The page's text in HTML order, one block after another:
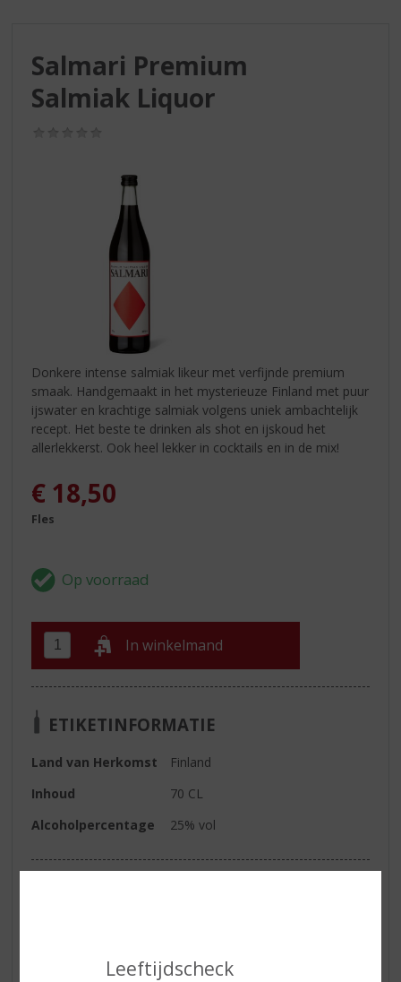
Leeftijdscheck
Salmari Premium
Salmiak Liquor
Donkere intense salmiak likeur met verfijnde premium
smaak. Handgemaakt in het mysterieuze Finland met puur
ijswater en krachtige salmiak volgens uniek ambachtelijk
recept. Het beste te drinken als shot en ijskoud het
allerlekkerst. Ook heel lekker in cocktails en in de mix!
€ 18,50
Fles
In winkelmand
ETIKETINFORMATIE
Land van Herkomst
Finland
Inhoud
70 CL
Alcoholpercentage
25% vol
Er zijn nog geen reviews geplaatst voor dit product